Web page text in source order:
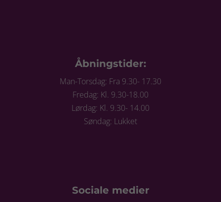
Åbningstider:
Man-Torsdag: Fra 9.30- 17.30
Fredag: Kl. 9.30-18.00
Lørdag: Kl. 9.30- 14.00
Søndag: Lukket
Sociale medier